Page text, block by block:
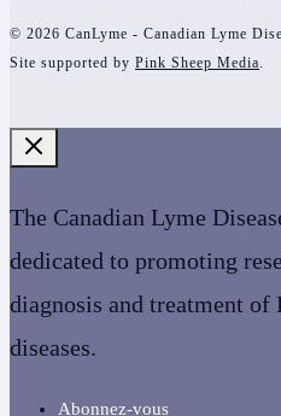
© 2026 CanLyme - Canadian Lyme
Site supported by Pink Sheep Media.
The Canadian Lyme
dedicated to promoting
diagnosis and treatment of
diseases.
Abonnez-vous